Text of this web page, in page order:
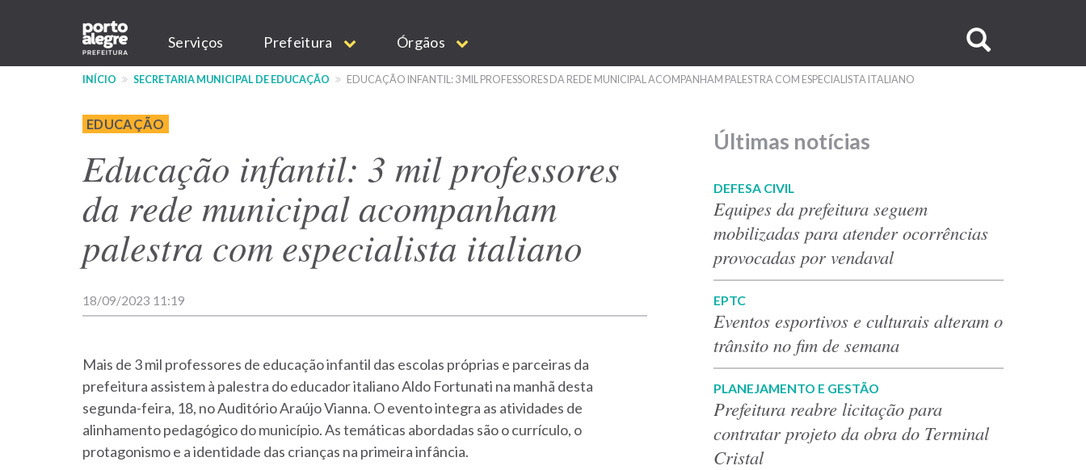
conteúdo
Main
navigation
Serviços Prefeitura Órgãos
no
INÍCIO SECRETARIA MUNICIPAL DE EDUCAÇÃO EDUCAÇÃO INFANTIL: 3 MIL PROFESSORES DA REDE MUNICIPAL ACOMPANHAM PALESTRA COM ESPECIALISTA ITALIANO
EDUCAÇÃO
Educação infantil: 3 mil professores
da rede municipal acompanham
palestra com especialista italiano
18/09/2023 11:19
Mais de 3 mil professores de educação infantil das escolas próprias e parceiras da
prefeitura assistem à palestra do educador italiano Aldo Fortunati na manhã desta
segunda-feira, 18, no Auditório Araújo Vianna. O evento integra as atividades de
alinhamento pedagógico do município. As temáticas abordadas são o currículo, o
protagonismo e a identidade das crianças na primeira infância.
Últimas notícias
DEFESA CIVIL
Equipes da prefeitura seguem
mobilizadas para atender ocorrências
provocadas por vendaval
EPTC
Eventos esportivos e culturais alteram o
trânsito no fim de semana
PLANEJAMENTO E GESTÃO
Prefeitura reabre licitação para
contratar projeto da obra do Terminal
Cristal